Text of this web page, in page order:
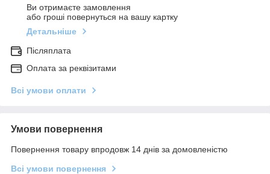
Ви отримаєте замовлення
або гроші повернуться на вашу картку
Детальніше
Післяплата
Оплата за реквізитами
Всі умови оплати
Умови повернення
Повернення товару впродовж 14 днів за домовленістю
Всі умови повернення